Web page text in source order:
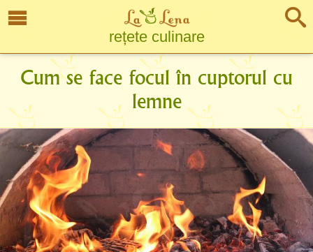
rețete culinare
Cum se face focul în cuptorul cu
lemne